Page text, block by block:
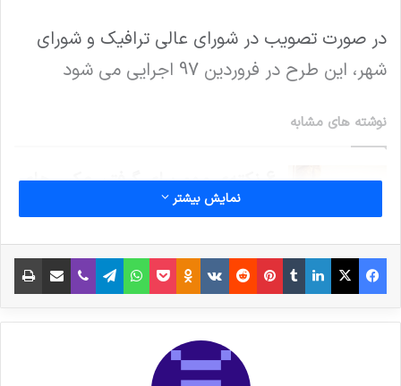
در صورت تصویب در شورای عالی ترافیک و شورای
شهر، این طرح در فروردین 97 اجرایی می شود
نوشته های مشابه
6 نکته‌ی مهم برای گرفتن عکس‌های
جذاب‌تر در سفر
خداحافظی زود هنگام بازیکن تیم
نمایش بیشتر
فیس بوک X لینکدین
‫تامبلر‫پین‌ترست
‫رددیت‫VKontakte
‫Odnoklassniki
پاکتواتس آپ تلگراموایبر اشتراک گذاری از طریق ایمیل